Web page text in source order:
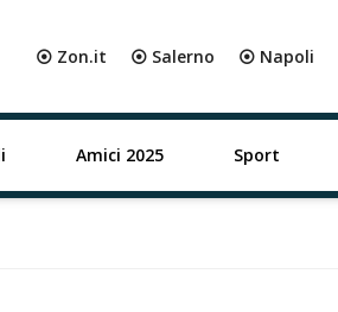
⦿ Zon.it ⦿ Salerno ⦿ Napoli
Amici 2025 Sport